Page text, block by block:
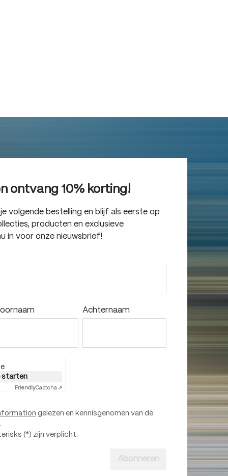
ontvang 10% korting!
volgende bestelling en blijf als eerste op
producten en exclusieve
in voor onze nieuwsbrief!
Achternaam
starten
FriendlyCaptcha ⇗
gelezen en kennisgenomen van de
(*) zijn verplicht.
Abonneren